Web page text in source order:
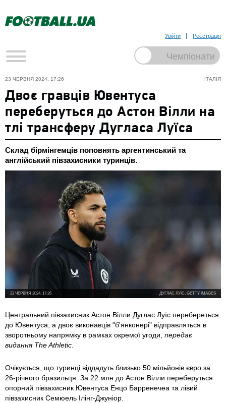
Увійти Реєстрація
ІТАЛІЯ
23 ЧЕРВНЯ 2024, 17:26
Двоє гравців Ювентуса
переберуться до Астон Вілли на
тлі трансферу Дугласа Луїса
Склад бірмінгемців поповнять аргентинський та
англійський півзахисники туринців.
ДУГЛАС ЛУЇС, GETTY IMAGES
23 ЧЕРВНЯ 2024, 17:26
Центральний півзахисник Астон Вілли Дуглас Луїс перебереться
до Ювентуса, а двоє виконавців "б'янконері" відправляться в
зворотньому напрямку в рамках окремої угоди, передає
видання The Athletic.
Очікується, що туринці віддадуть близько 50 мільйонів євро за
26-річного бразильця. За 22 млн до Астон Вілли переберуться
опорний півзахисник Ювентуса Енцо Барренечеа та лівий
півзахисник Семюель Ілінг-Джуніор.